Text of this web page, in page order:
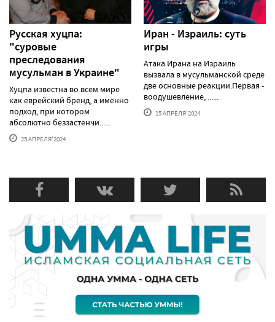
Русская хуцпа:
"суровые
преследования
мусульман в Украине"
Хуцпа известна во всем мире
как еврейский бренд, а именно
подход, при котором
абсолютно беззастенчи......
25 АПРЕЛЯ'2024
Иран - Израиль: суть
игры
Атака Ирана на Израиль
вызвала в мусульманской среде
две основные реакции.Первая -
воодушевление, ......
15 АПРЕЛЯ'2024